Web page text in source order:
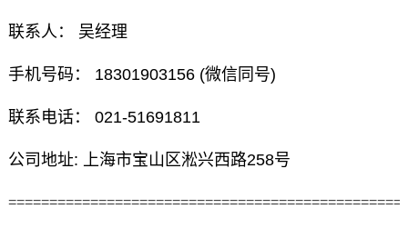
联系人： 吴经理
手机号码： 18301903156 (微信同号)
联系电话： 021-51691811
公司地址: 上海市宝山区淞兴西路258号